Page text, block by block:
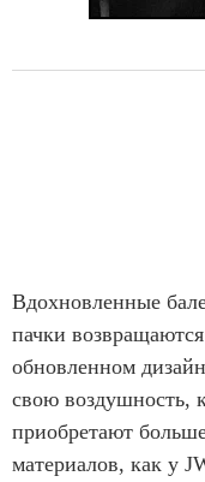
Вдохновленные
пачки
обновленном
свою воздушность,
приобретают
материалов, как у